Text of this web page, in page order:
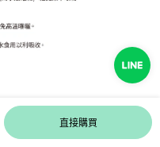
直接購買